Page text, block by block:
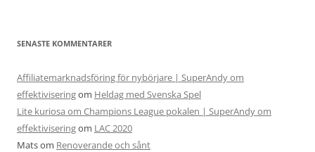
SENASTE KOMMENTARER
Affiliatemarknadsföring för nybörjare | SuperAndy om
effektiviseringom Heldag med Svenska Spel
Lite kuriosa om Champions League pokalen | SuperAndy om
effektiviseringom LAC 2020
Matsom Renoverande och sånt